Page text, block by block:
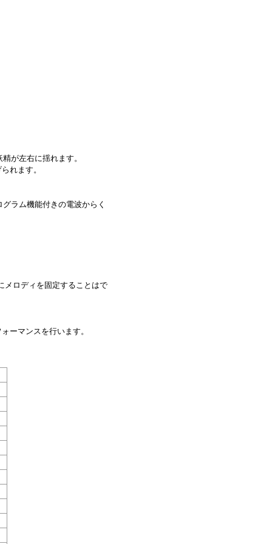
が左右に揺れます。
れます。
ラム機能付きの電波からく
メロディを固定することはで
ーマンスを行います。